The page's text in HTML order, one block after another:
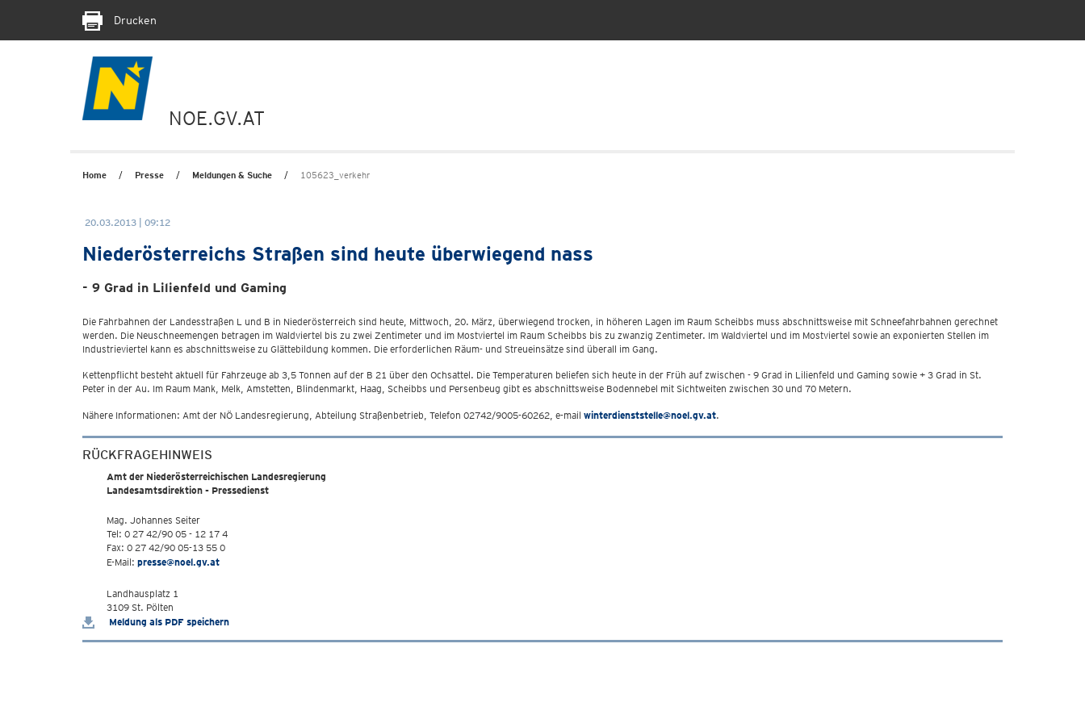
Drucken
NOE.GV.AT
Home Presse Meldungen & Suche 105623_verkehr
20.03.2013 | 09:12
Niederösterreichs Straßen sind heute überwiegend nass
- 9 Grad in Lilienfeld und Gaming
Die Fahrbahnen der Landesstraßen L und B in Niederösterreich sind heute, Mittwoch, 20. März, überwiegend trocken, in höheren Lagen im Raum Scheibbs muss abschnittsweise mit Schneefahrbahnen gerechnet
werden. Die Neuschneemengen betragen im Waldviertel bis zu zwei Zentimeter und im Mostviertel im Raum Scheibbs bis zu zwanzig Zentimeter. Im Waldviertel und im Mostviertel sowie an exponierten Stellen im
Industrieviertel kann es abschnittsweise zu Glättebildung kommen. Die erforderlichen Räum- und Streueinsätze sind überall im Gang.
Kettenpflicht besteht aktuell für Fahrzeuge ab 3,5 Tonnen auf der B 21 über den Ochsattel. Die Temperaturen beliefen sich heute in der Früh auf zwischen - 9 Grad in Lilienfeld und Gaming sowie + 3 Grad in St.
Peter in der Au. Im Raum Mank, Melk, Amstetten, Blindenmarkt, Haag, Scheibbs und Persenbeug gibt es abschnittsweise Bodennebel mit Sichtweiten zwischen 30 und 70 Metern.
Nähere Informationen: Amt der NÖ Landesregierung, Abteilung Straßenbetrieb, Telefon 02742/9005-60262, e-mail winterdienststelle@noel.gv.at.
RÜCKFRAGEHINWEIS
Amt der Niederösterreichischen Landesregierung
Landesamtsdirektion - Pressedienst
Mag. Johannes Seiter
Tel: 0 27 42/90 05 - 12 17 4
Fax: 0 27 42/90 05-13 55 0
E-Mail: presse@noel.gv.at
Landhausplatz 1
3109 St. Pölten
Meldung als PDF speichern